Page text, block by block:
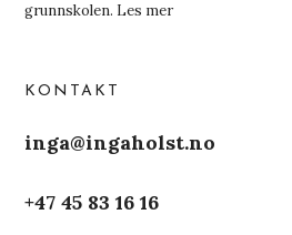
grunnskolen. Les mer
KONTAKT
inga@ingaholst.no
+47 45 83 16 16